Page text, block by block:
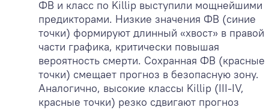
ФВ и класс по Killip выступили мощнейшими
предикторами. Низкие значения ФВ (синие
точки) формируют длинный «хвост» в правой
части графика, критически повышая
вероятность смерти. Сохранная ФВ (красные
точки) смещает прогноз в безопасную зону.
Аналогично, высокие классы Killip (III-IV,
красные точки) резко сдвигают прогноз